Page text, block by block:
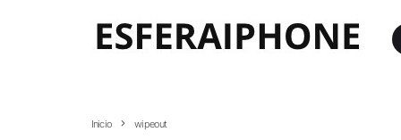
Inicio wipeout